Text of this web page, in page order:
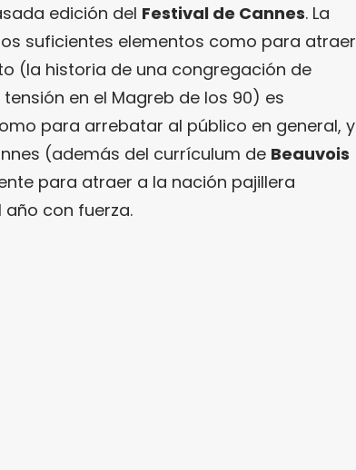
edición del Festival de Cannes. La
suficientes elementos como para atraer
(la historia de una congregación de
en el Magreb de los 90) es
para arrebatar al público en general, y
(además del currículum de Beauvois
para atraer a la nación pajillera
con fuerza.